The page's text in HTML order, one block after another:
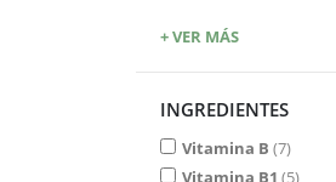
+ VER MÁS
INGREDIENTES
Vitamina B 7
Vitamina B1 5